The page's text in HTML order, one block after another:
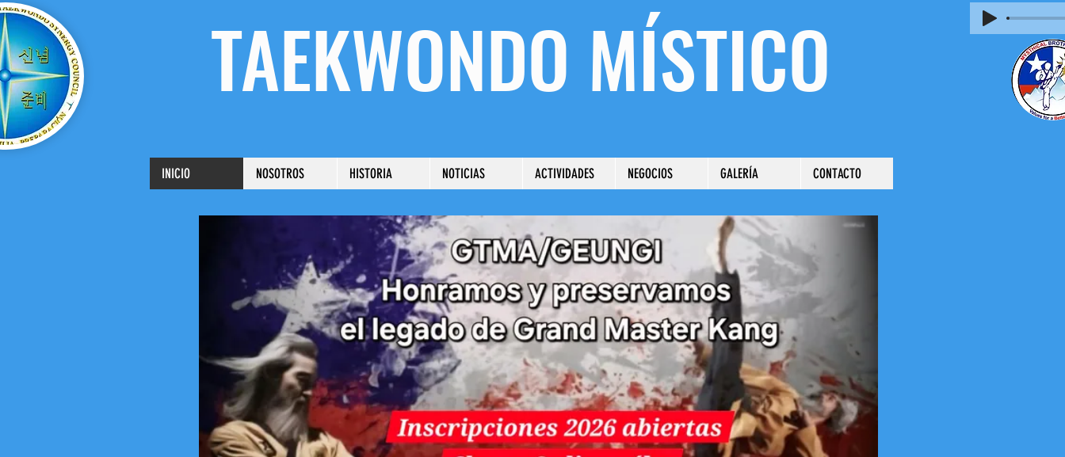
TAEKWONDO MÍSTICO
INICIO NOSOTROS HISTORIA NOTICIAS ACTIVIDADES NEGOCIOS GALERÍA CONTACTO